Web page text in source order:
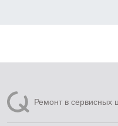
Ремонт в сервисных